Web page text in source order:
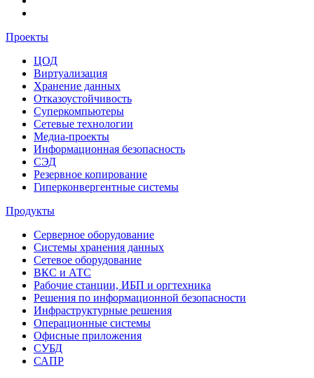
Проекты
ЦОД
Виртуализация
Хранение данных
Отказоустойчивость
Суперкомпьютеры
Сетевые технологии
Медиа-проекты
Информационная безопасность
СЭД
Резервное копирование
Гиперконвергентные системы
Продукты
Серверное оборудование
Системы хранения данных
Сетевое оборудование
ВКС и АТС
Рабочие станции, ИБП и оргтехника
Решения по информационной безопасности
Инфраструктурные решения
Операционные системы
Офисные приложения
СУБД
САПР